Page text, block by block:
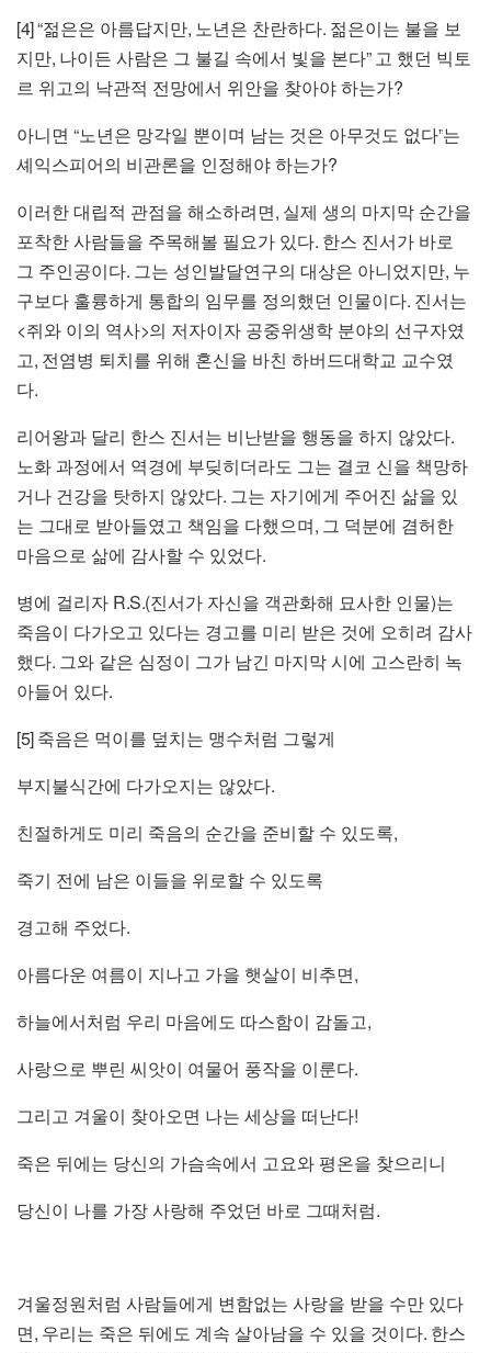
[4] “젊은은 아름답지만, 노년은 찬란하다. 젊은이는 불을 보
지만, 나이든 사람은 그 불길 속에서 빛을 본다” 고 했던 빅토
르 위고의 낙관적 전망에서 위안을 찾아야 하는가?
아니면 “노년은 망각일 뿐이며 남는 것은 아무것도 없다”는
셰익스피어의 비관론을 인정해야 하는가?
이러한 대립적 관점을 해소하려면 , 실제 생의 마지막 순간을
포착한 사람들을 주목해볼 필요가 있다. 한스 진서가 바로
그 주인공이다. 그는 성인발달연구의 대상은 아니었지만, 누
구보다 훌륭하게 통합의 임무를 정의했던 인물이다. 진서는
<쥐와 이의 역사>의 저자이자 공중위생학 분야의 선구자였
고, 전염병 퇴치를 위해 혼신을 바친 하버드대학교 교수였
다.
리어왕과 달리 한스 진서는 비난받을 행동을 하지 않았다.
노화 과정에서 역경에 부딪히더라도 그는 결코 신을 책망하
거나 건강을 탓하지 않았다. 그는 자기에게 주어진 삶을 있
는 그대로 받아들였고 책임을 다했으며 , 그 덕분에 겸허한
마음으로 삶에 감사할 수 있었다.
병에 걸리자 R.S.(진서가 자신을 객관화해 묘사한 인물)는
죽음이 다가오고 있다는 경고를 미리 받은 것에 오히려 감사
했다. 그와 같은 심정이 그가 남긴 마지막 시에 고스란히 녹
아들어 있다.
[5] 죽음은 먹이를 덮치는 맹수처럼 그렇게
부지불식간에 다가오지는 않았다.
친절하게도 미리 죽음의 순간을 준비할 수 있도록,
죽기 전에 남은 이들을 위로할 수 있도록
경고해 주었다.
아름다운 여름이 지나고 가을 햇살이 비추면 ,
하늘에서처럼 우리 마음에도 따스함이 감돌고,
사랑으로 뿌린 씨앗이 여물어 풍작을 이룬다.
그리고 겨울이 찾아오면 나는 세상을 떠난다!
죽은 뒤에는 당신의 가슴속에서 고요와 평온을 찾으리니
당신이 나를 가장 사랑해 주었던 바로 그때처럼.
겨울정원처럼 사람들에게 변함없는 사랑을 받을 수만 있다
면 , 우리는 죽은 뒤에도 계속 살아남을 수 있을 것이다. 한스